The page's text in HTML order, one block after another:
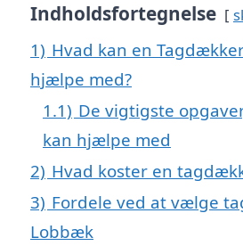
Indholdsfortegnelse
1) Hvad kan en
hjælpe med?
1.1) De vigtigste
kan hjælpe med
2) Hvad koster en
3) Fordele ved at vælge
Lobbæk